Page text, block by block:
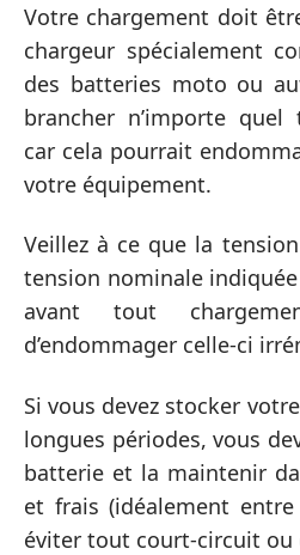
Votre chargement doit
chargeur spécialement
des batteries moto ou
brancher n’importe
car cela pourrait
votre équipement.
Veillez à ce que la
tension nominale
avant tout
d’endommager celle-ci
Si vous devez stocker
longues périodes, vous
batterie et la maintenir
et frais (idéalement entre
éviter tout court-circuit ou